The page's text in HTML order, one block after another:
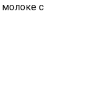
молоке с